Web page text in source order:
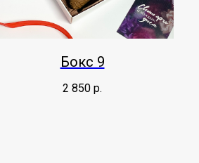
Бокс 9
2 850 р.